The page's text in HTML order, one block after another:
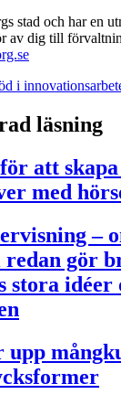
stad och har en
av dig till
i
läsning
att
med
–
gör
stora idéer
upp